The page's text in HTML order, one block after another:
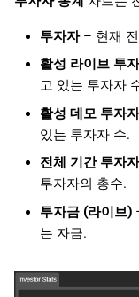
투자자– 현재 전
활성 라이브 투
고 있는 투자자
활성 데모 투자자
있는 투자자 수.
전체 기간 투자자
투자자의 총수.
투자금 (라이브)
는 자금.